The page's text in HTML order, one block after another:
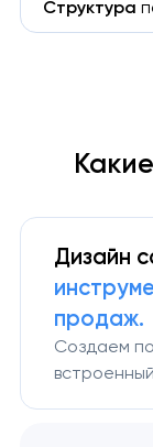
Структура
Дизайн
продаж.
Создаем